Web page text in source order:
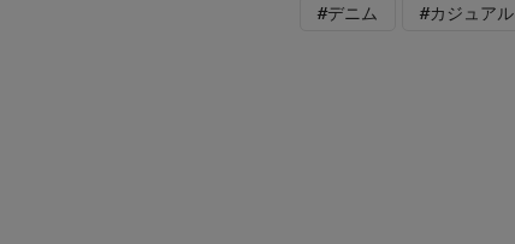
#デニム #カジュアル